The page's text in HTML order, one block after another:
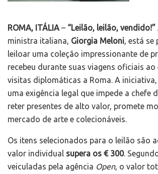
ROMA, ITÁLIA – “Leilão, leilão, vendido!”
ministra italiana, Giorgia Meloni, está se
leiloar uma coleção impressionante de
recebeu durante suas viagens oficiais ao
visitas diplomáticas a Roma. A
uma exigência legal que impede a chefe
reter presentes de alto valor, promete
mercado de arte e colecionáveis.
Os itens selecionados para o leilão são
valor individual supera os € 300.
veiculadas pela agência Open, o valor